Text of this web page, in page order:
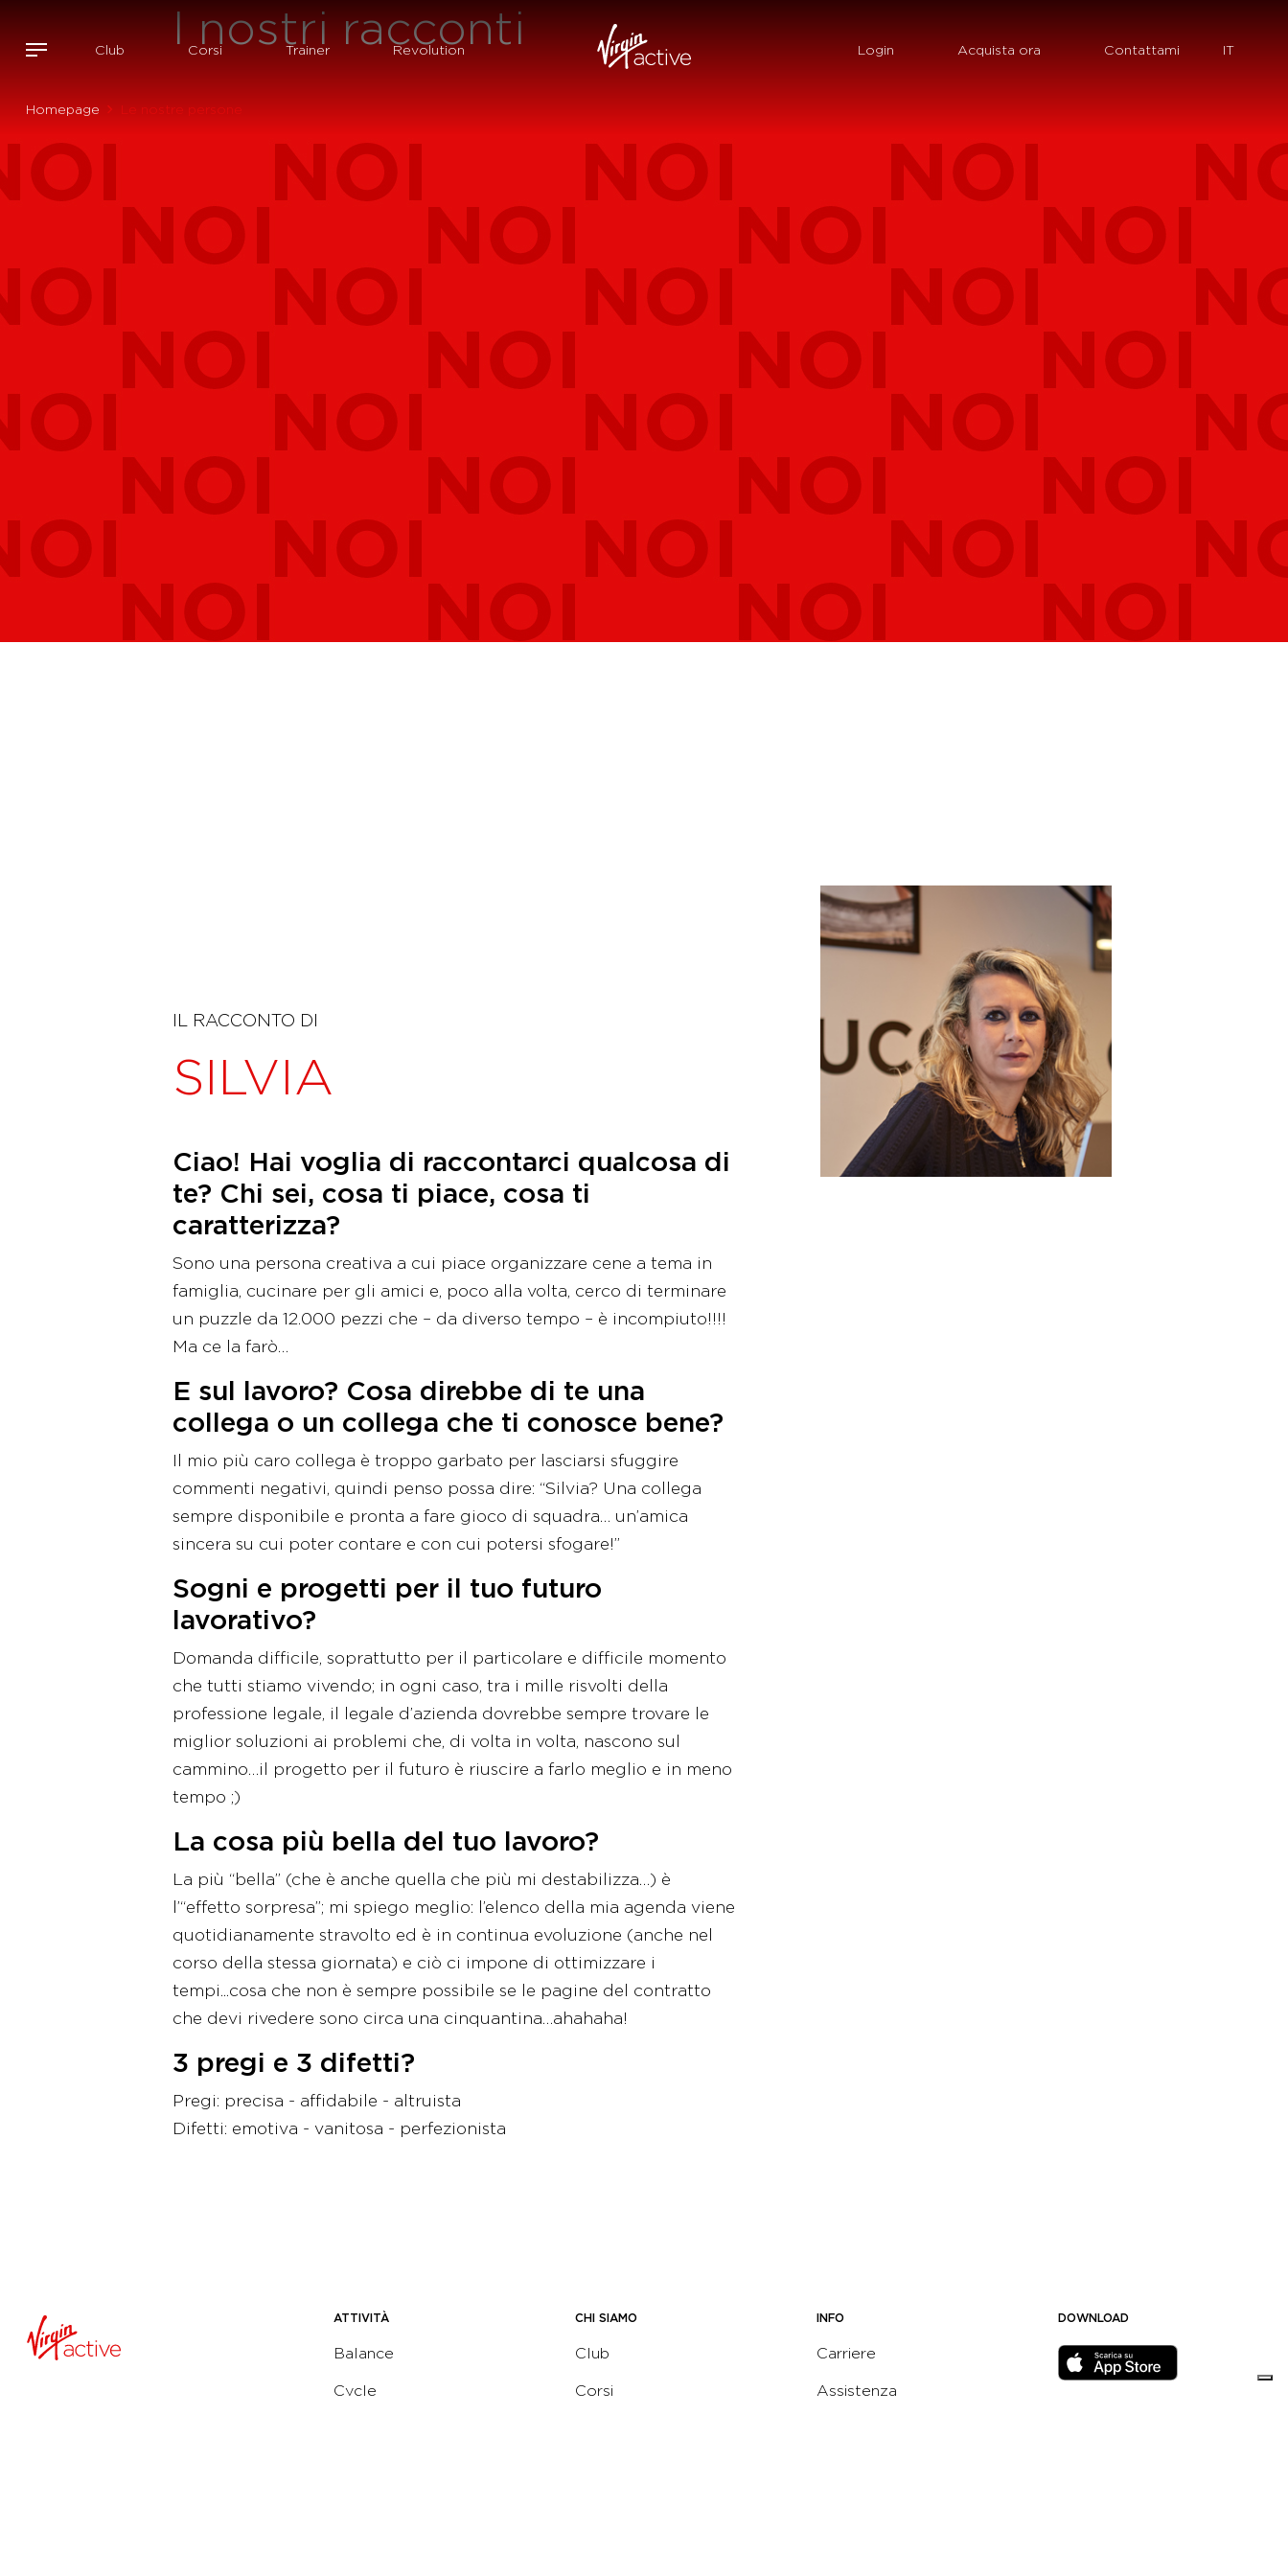
Club Corsi Trainer Revolution Login Acquista ora Contattami
Homepage Le nostre persone
I nostri racconti
IL RACCONTO DI
SILVIA
Ciao! Hai voglia di raccontarci qualcosa di
te? Chi sei, cosa ti piace, cosa ti
caratterizza?
Sono una persona creativa a cui piace organizzare cene a tema in
famiglia, cucinare per gli amici e, poco alla volta, cerco di terminare
un puzzle da 12.000 pezzi che – da diverso tempo – è incompiuto!!!!
Ma ce la farò…
E sul lavoro? Cosa direbbe di te una
collega o un collega che ti conosce bene?
Il mio più caro collega è troppo garbato per lasciarsi sfuggire
commenti negativi, quindi penso possa dire: “Silvia? Una collega
sempre disponibile e pronta a fare gioco di squadra… un’amica
sincera su cui poter contare e con cui potersi sfogare!”
Sogni e progetti per il tuo futuro
lavorativo?
Domanda difficile, soprattutto per il particolare e difficile momento
che tutti stiamo vivendo; in ogni caso, tra i mille risvolti della
professione legale, il legale d’azienda dovrebbe sempre trovare le
miglior soluzioni ai problemi che, di volta in volta, nascono sul
cammino…il progetto per il futuro è riuscire a farlo meglio e in meno
tempo ;)
La cosa più bella del tuo lavoro?
La più “bella” (che è anche quella che più mi destabilizza…) è
l’“effetto sorpresa”; mi spiego meglio: l’elenco della mia agenda viene
quotidianamente stravolto ed è in continua evoluzione (anche nel
corso della stessa giornata) e ciò ci impone di ottimizzare i
tempi...cosa che non è sempre possibile se le pagine del contratto
che devi rivedere sono circa una cinquantina…ahahaha!
3 pregi e 3 difetti?
Pregi: precisa - affidabile - altruista
Difetti: emotiva - vanitosa - perfezionista
ATTIVITÀ
Balance
Cycle
CHI SIAMO
Club
Corsi
INFO
Carriere
Assistenza
DOWNLOAD